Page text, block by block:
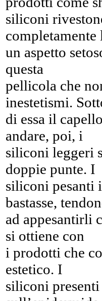
siliconi
completamente
un aspetto
questa
pellicola che
inestetismi.
di essa il
andare, poi, i
siliconi leggeri
doppie punte. I
siliconi pesanti
bastasse,
ad appesantirli
si ottiene con
i prodotti che
estetico. I
siliconi